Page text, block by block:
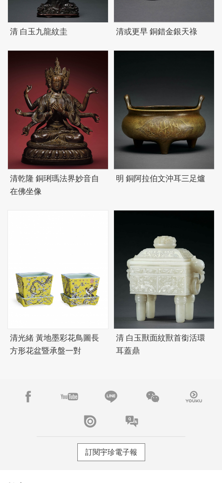
清 白玉九龍紋圭 清或更早 銅錯金銀天祿
清乾隆 銅琍瑪法界妙音自
在佛坐像
明 銅阿拉伯文沖耳三足爐
清光緒 黃地墨彩花鳥圖長
方形花盆暨承盤一對
清 白玉獸面紋獸首銜活環
耳蓋鼎
訂閱宇珍電子報